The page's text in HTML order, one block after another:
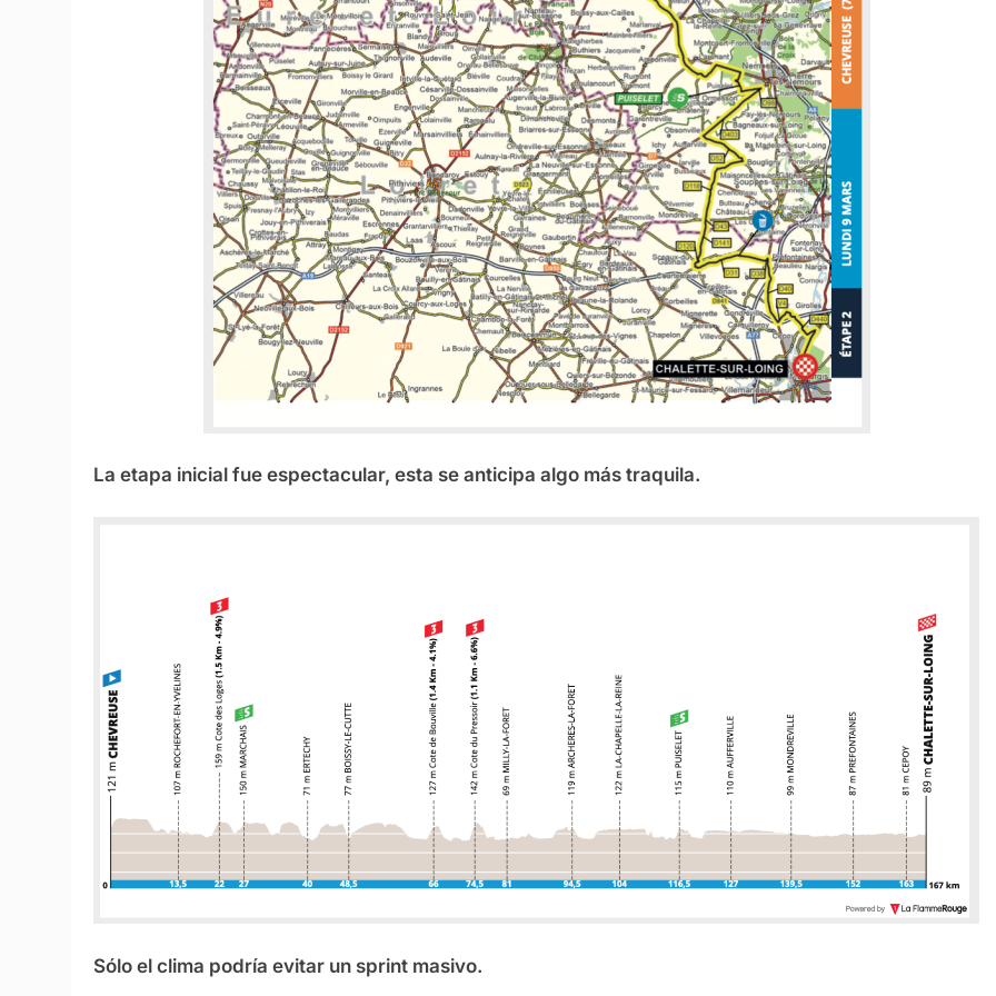
La etapa inicial fue espectacular, esta se anticipa algo más traquila.
Sólo el clima podría evitar un sprint masivo.